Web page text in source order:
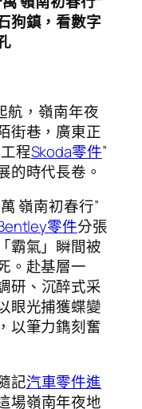
狗鎮，看數字
航，嶺南年夜
街巷，廣東正
程Skoda零件”
的時代長卷。
嶺南初春行”
零件分張
霸氣」瞬間被
。赴基層一
研、沉醉式采
眼光捕獲蝶變
以筆力鐫刻奮
記汽車零件進
場嶺南年夜地